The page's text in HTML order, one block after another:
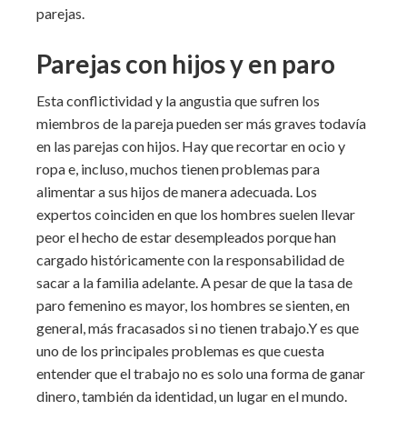
parejas.
Parejas con hijos y en paro
Esta conflictividad y la angustia que sufren los
miembros de la pareja pueden ser más graves todavía
en las parejas con hijos. Hay que recortar en ocio y
ropa e, incluso, muchos tienen problemas para
alimentar a sus hijos de manera adecuada. Los
expertos coinciden en que los hombres suelen llevar
peor el hecho de estar desempleados porque han
cargado históricamente con la responsabilidad de
sacar a la familia adelante. A pesar de que la tasa de
paro femenino es mayor, los hombres se sienten, en
general, más fracasados si no tienen trabajo.Y es que
uno de los principales problemas es que cuesta
entender que el trabajo no es solo una forma de ganar
dinero, también da identidad, un lugar en el mundo.